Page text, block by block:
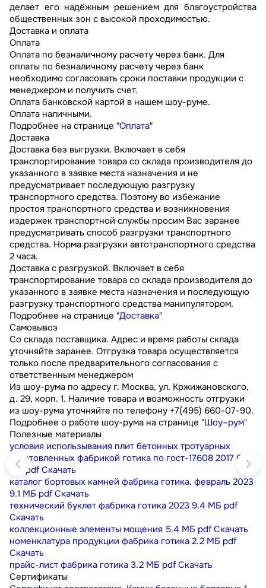
делает его надёжным решением для благоустройства
общественных зон с высокой проходимостью.
Доставка и оплата
Оплата
Оплата по безналичному расчету через банк. Для
оплаты по безналичному расчету через банк
необходимо согласовать сроки поставки продукции с
менеджером и получить счет.
Оплата банковской картой в нашем шоу-руме.
Оплата наличными.
Подробнее на странице "Оплата"
Доставка
Доставка без выгрузки. Включает в себя
транспортирование товара со склада производителя до
указанного в заявке места назначения и не
предусматривает последующую разгрузку
транспортного средства. Поэтому во избежание
простоя транспортного средства и возникновения
издержек транспортной службы просим Вас заранее
предусматривать способ разгрузки транспортного
средства. Норма разгрузки автотранспортного средства
2 часа.
Доставка с разгрузкой. Включает в себя
транспортирование товара со склада производителя до
указанного в заявке места назначения и последующую
разгрузку транспортного средства манипулятором.
Подробнее на странице "Доставка"
Самовывоз
Со склада поставщика. Адрес и время работы склада
уточняйте заранее. Отгрузка товара осуществляется
только после предварительного согласования с
ответственным менеджером
Из шоу-рума по адресу г. Москва, ул. Кржижановского,
д. 29, корп. 1. Наличие товара и возможность отгрузки
из шоу-рума уточняйте по телефону +7(495) 660-07-90.
Подробнее о работе шоу-рума на странице "Шоу–рум"
Полезные материалы
условия использывания плит бетонных тротуарных
изготовленных фабрикой готика по гост-17608 2017 0.3
МБ pdf Скачать
каталог бортовых камней фабрика готика. февраль 2023
9.1 МБ pdf Скачать
технический буклет фабрика готика 2023 9.4 МБ pdf
Скачать
коллекционные элементы мощения 5.4 МБ pdf Скачать
номенклатура продукции фабрика готика 2.2 МБ pdf
Скачать
прайс-лист фабрика готика 3.2 МБ pdf Скачать
Сертификаты